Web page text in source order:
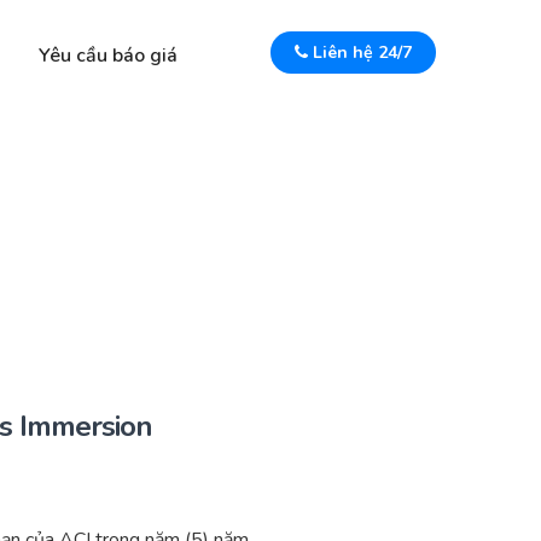
Yêu cầu báo giá Liên hệ 24/7
Immersion